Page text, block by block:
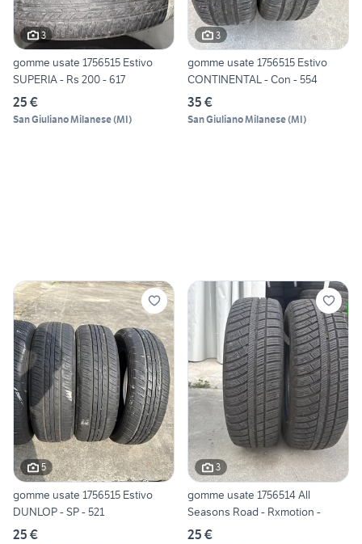
3
gomme usate 1756515 Estivo
SUPERIA - Rs 200 - 617
25 €
San Giuliano Milanese(MI)
3
gomme usate 1756515 Estivo
CONTINENTAL - Con - 554
35 €
San Giuliano Milanese(MI)
5
gomme usate 1756515 Estivo
DUNLOP - SP - 521
25 €
3
gomme usate 1756514 All
Seasons Road - Rxmotion -
25 €